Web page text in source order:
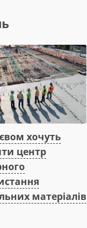
хочуть
центр
матеріалів